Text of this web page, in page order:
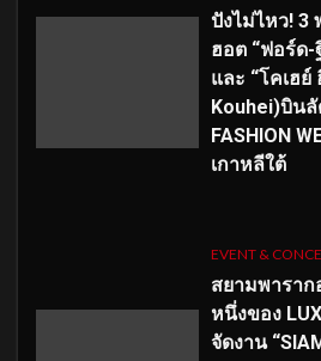
ปังไม่ไหว! 3
ฮอต “ฟอร์ด-
และ “โคเฮย์
Kouhei)บินลั
FASHION
เกาหลีใต้
EVENT &
สยามพารา
หนึ่งของ
จัดงาน